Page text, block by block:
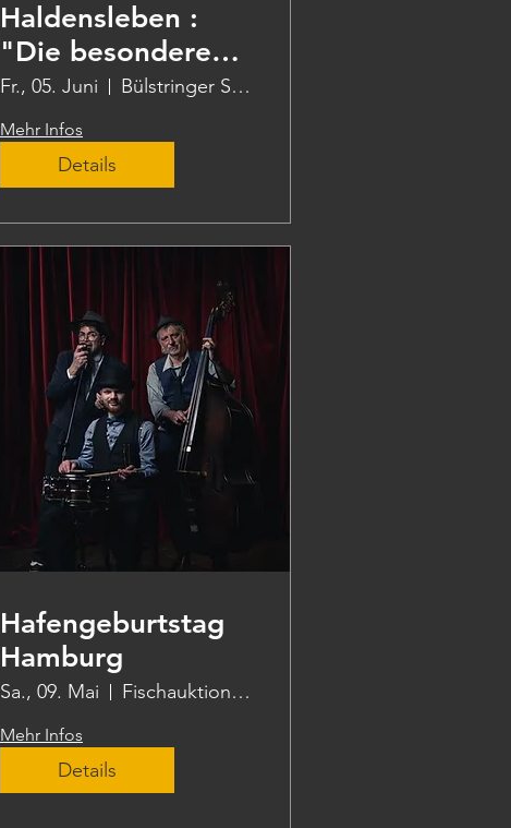
Haldensleben :
"Die besondere
Note"
Fr., 05. Juni Bülstringer Str. 12
Mehr Infos
Details
Hafengeburtstag
Hamburg
Sa., 09. Mai Fischauktionshalle-Innenkante West
Mehr Infos
Details